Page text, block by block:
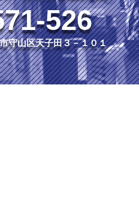
526
守山区天子田３－１０１